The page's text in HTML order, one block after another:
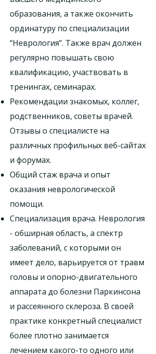
образования, а также окончить
ординатуру по специализации
“Неврология”. Также врач должен
регулярно повышать свою
квалификацию, участвовать в
тренингах, семинарах.
Рекомендации знакомых, коллег,
родственников, советы врачей.
Отзывы о специалисте на
различных профильных веб-сайтах
и форумах.
Общий стаж врача и опыт
оказания неврологической
помощи.
Специализация врача. Неврология
- обширная область, а спектр
заболеваний, с которыми он
имеет дело, варьируется от травм
головы и опорно-двигательного
аппарата до болезни Паркинсона
и рассеянного склероза. В своей
практике конкретный специалист
более плотно занимается
лечением какого-то одного или